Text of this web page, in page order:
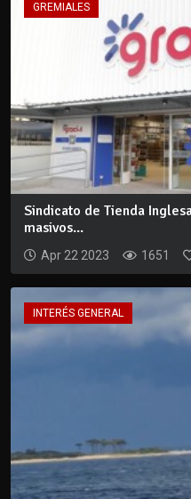
GREMIALES
Sindicato de Tienda
masivos...
Apr 22 2023 1651
INTERÉS GENERAL